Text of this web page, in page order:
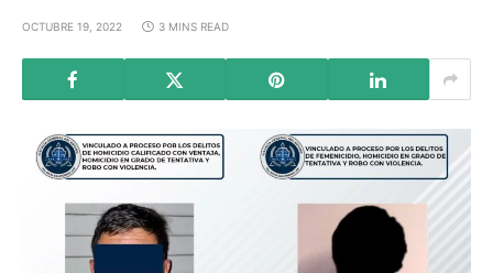
OCTUBRE 19, 2022 3 MINS READ